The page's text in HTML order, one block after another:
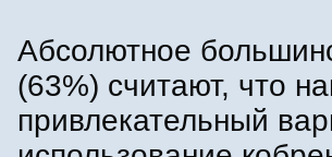
Абсолютное
(63%) считают, что
привлекательный